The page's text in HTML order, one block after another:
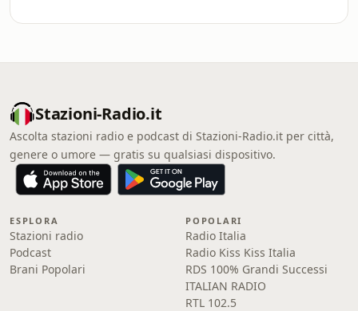
Stazioni-Radio.it
Ascolta stazioni radio e podcast di Stazioni-Radio.it per città,
genere o umore — gratis su qualsiasi dispositivo.
ESPLORA
Stazioni radio
Podcast
Brani Popolari
POPOLARI
Radio Italia
Radio Kiss Kiss Italia
RDS 100% Grandi Successi
ITALIAN RADIO
RTL 102.5